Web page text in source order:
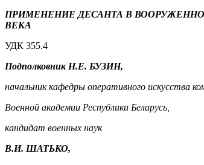
ПРИМЕНЕНИЕ ДЕСАНТА В
ВЕКА
УДК 355.4
Подполковник Н.Е. БУЗИН,
начальник кафедры оперативного искусства
Военной академии Республики Беларусь,
кандидат военных наук
В.И. ШАТЬКО,